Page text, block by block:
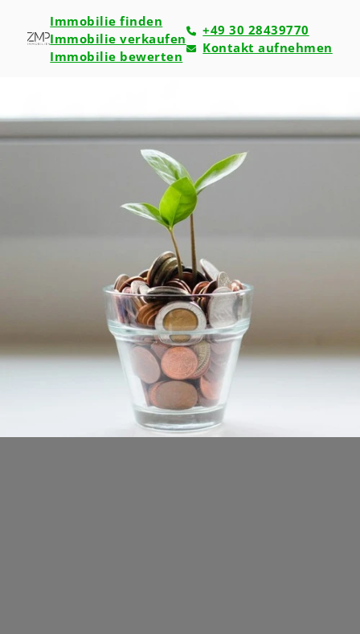
Immobilie finden
Immobilie verkaufen
Immobilie bewerten
+49 30 28439770
Kontakt aufnehmen